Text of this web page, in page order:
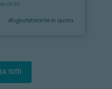
09:00)
Categoria
rifugio/ristorante in quota
TUTTI